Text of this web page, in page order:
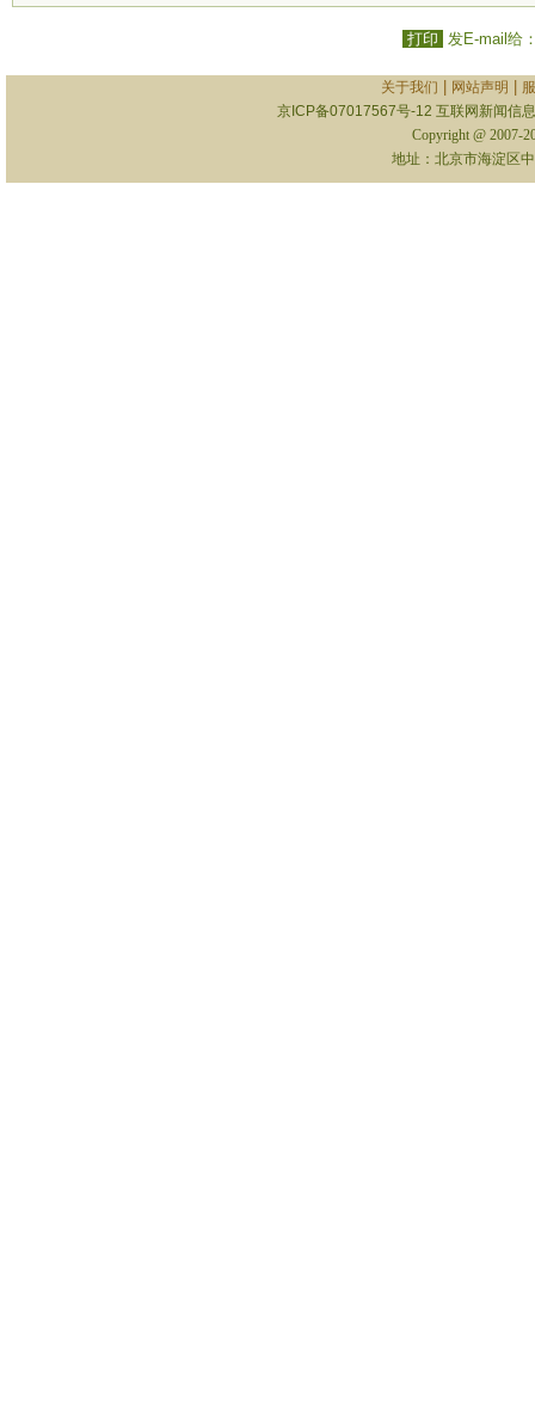
打印 发E-mail给
关于我们 网站声明
京ICP备07017567号-12 互联网新闻信
Copyright @ 2007-
地址：北京市海淀区